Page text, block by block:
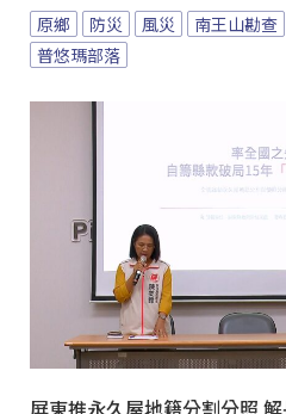
原鄉 防災 風災 南王山勘查
普悠瑪部落
屏東推永久屋地籍分割分照